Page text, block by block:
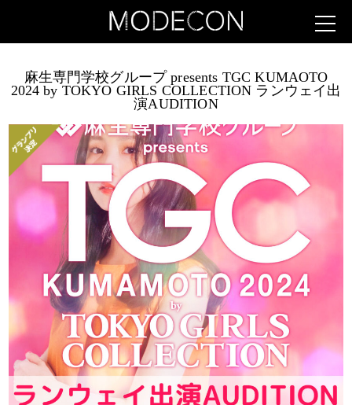
麻生専門学校グループ presents TGC KUMAOTO
2024 by TOKYO GIRLS COLLECTION ランウェイ出
演AUDITION